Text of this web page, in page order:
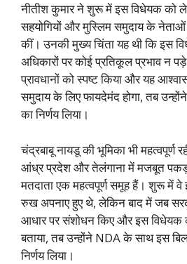
नीतीश कुमार ने शुरू में इस विधेयक को
सहयोगियों और मुस्लिम समुदाय के
कीं। उनकी मुख्य चिंता यह थी कि इस
अधिकारों पर कोई प्रतिकूल प्रभाव न
प्रावधानों को स्पष्ट किया और यह
समुदाय के लिए फायदेमंद होगा, तब
का निर्णय लिया।
चंद्रबाबू नायडू की भूमिका भी महत्वपूर्ण
आंध्र प्रदेश और तेलंगाना में मजबूत पकड़
मतदाता एक महत्वपूर्ण समूह हैं। शुरू में
रुख अपनाए हुए थे, लेकिन बाद में जब
आधार पर संशोधन किए और इस विधेयक
बताया, तब उन्होंने NDA के साथ इस
निर्णय लिया।